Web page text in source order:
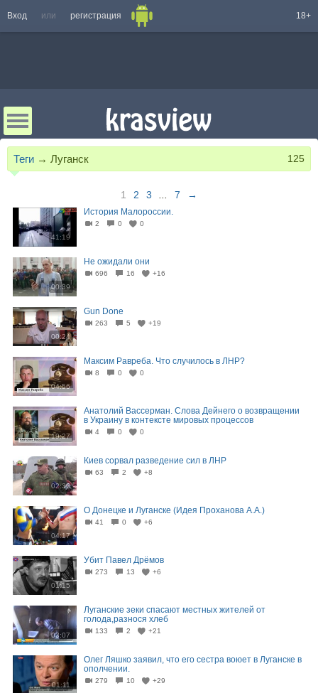
Вход или регистрация 18+
Теги → Луганск 125
1 2 3 7 →
41:19
История Малороссии.
2 0 0
00:39
Не ожидали они
696 16 +16
00:24
Gun Done
263 5 +19
04:56
Максим Равреба. Что случилось в ЛНР?
8 0 0
19:27
Анатолий Вассерман. Слова Дейнего о возвращении
в Украину в контексте мировых процессов
4 0 0
02:36
Киев сорвал разведение сил в ЛНР
63 2 +8
04:17
О Донецке и Луганске (Идея Проханова А.А.)
41 0 +6
01:15
Убит Павел Дрёмов
273 13 +6
03:07
Луганские зеки спасают местных жителей от
голода,разнося хлеб
133 2 +21
01:11
Олег Ляшко заявил, что его сестра воюет в Луганске в
ополчении.
279 10 +29